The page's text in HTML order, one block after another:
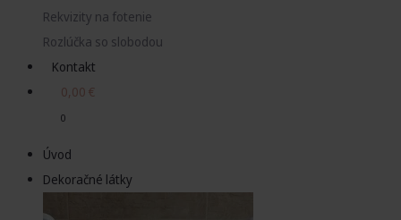
Rekvizity na fotenie
Rozlúčka so slobodou
Kontakt
0,00 €
0
Úvod
Dekoračné látky